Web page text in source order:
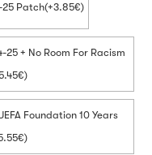
Patch(+3.85€)
+ No Room For Racism
Foundation 10 Years